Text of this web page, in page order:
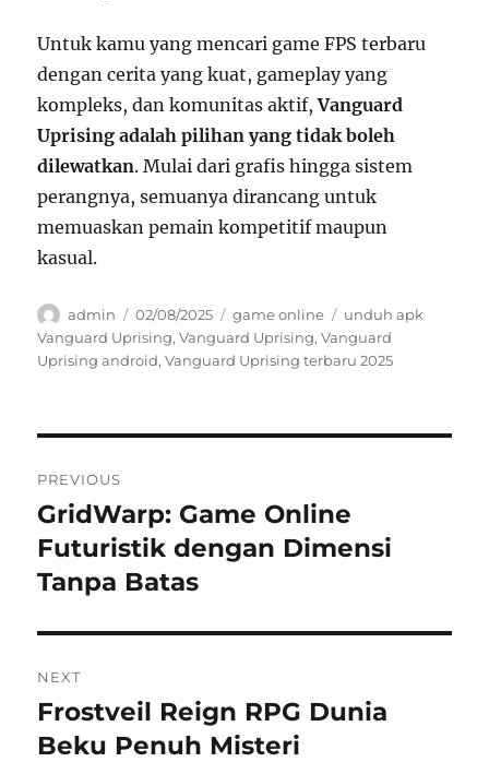
Untuk kamu yang mencari game FPS terbaru
dengan cerita yang kuat, gameplay yang
kompleks, dan komunitas aktif,Vanguard
Uprising adalah pilihan yang tidak boleh
dilewatkan. Mulai dari grafis hingga sistem
perangnya, semuanya dirancang untuk
memuaskan pemain kompetitif maupun
kasual.
Author
admin
Posted
on
02/08/2025 Categories
game online Tags
unduh apk
Vanguard Uprising,Vanguard Uprising,Vanguard
Uprising android,Vanguard Uprising terbaru 2025
pos
PREVIOUS
Previous
post:
GridWarp: Game Online
Futuristik dengan Dimensi
Tanpa Batas
NEXT
Next
post:
Frostveil Reign RPG Dunia
Beku Penuh Misteri